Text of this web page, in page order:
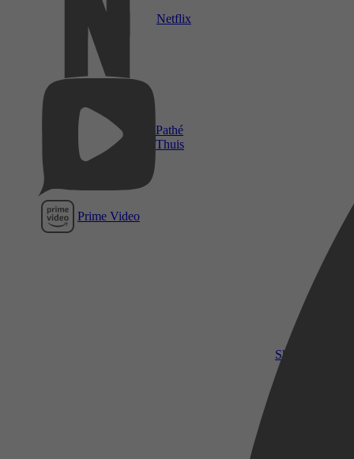
Netflix
Pathé
Thuis
Prime Video
SkyShowtime